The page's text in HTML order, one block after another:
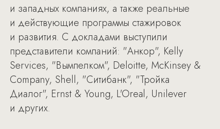
и западных компаниях, а также реальные
и действующие программы стажировок
и развития. С докладами выступили
представители компаний: "Анкор", Kelly
Services, "Вымпелком", Deloitte, McKinsey &
Company, Shell, "Ситибанк", "Тройка
Диалог", Ernst & Young, L'Oreal, Unilever
и других.